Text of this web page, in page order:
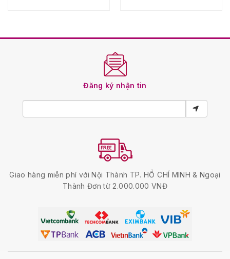
Đăng ký nhận tin
Giao hàng miễn phí với Nội Thành TP. HỒ CHÍ MINH & Ngoại
Thành Đơn từ 2.000.000 VNĐ